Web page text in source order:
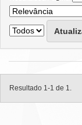
Resultado 1-1 de 1.